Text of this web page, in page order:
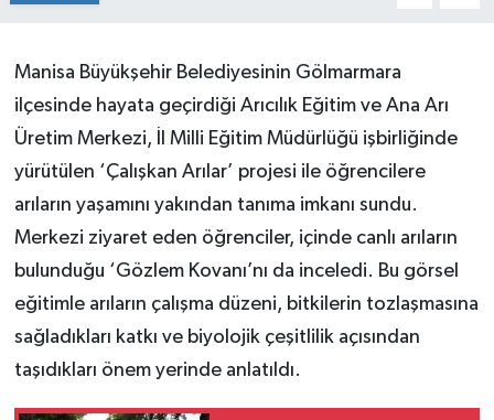
Manisa Büyükşehir Belediyesinin Gölmarmara
ilçesinde hayata geçirdiği Arıcılık Eğitim ve Ana Arı
Üretim Merkezi, İl Milli Eğitim Müdürlüğü işbirliğinde
yürütülen ‘Çalışkan Arılar’ projesi ile öğrencilere
arıların yaşamını yakından tanıma imkanı sundu.
Merkezi ziyaret eden öğrenciler, içinde canlı arıların
bulunduğu ‘Gözlem Kovanı’nı da inceledi. Bu görsel
eğitimle arıların çalışma düzeni, bitkilerin tozlaşmasına
sağladıkları katkı ve biyolojik çeşitlilik açısından
taşıdıkları önem yerinde anlatıldı.